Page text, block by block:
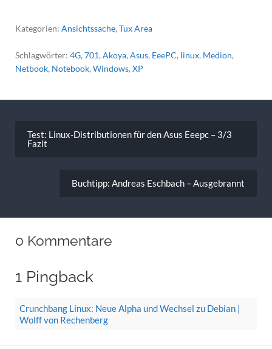
Kategorien: Ansichtssache, Tux Area
Schlagwörter: 4G, 701, Akoya, Asus, EeePC, linux, Medion,
Netbook, Notebook, Windows, XP
Test: Linux-Distributionen für den Asus Eeepc – 3/3
Fazit
Buchtipp: Andreas Eschbach – Ausgebrannt
0 Kommentare
1 Pingback
Crunchbang Linux: Neue Alpha und Wechsel zu Debian |
Wolff von Rechenberg